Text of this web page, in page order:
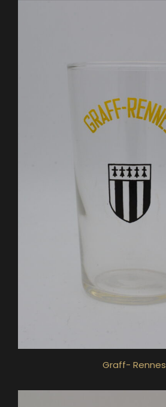
Graff- Rennes